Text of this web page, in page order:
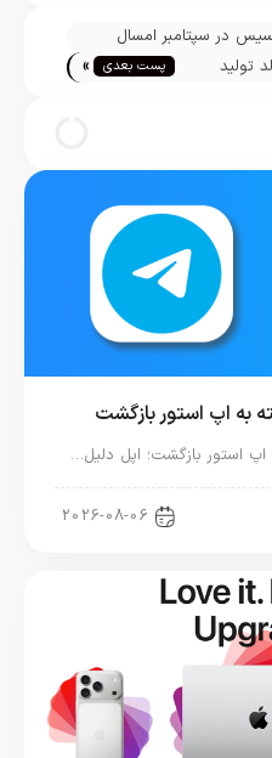
در سپتامبر امسال
عرضه می‌شود
اولد تولید
پست بعدی »
به اپ استور بازگشت
استور بازگشت؛ اپل دلیل…
2026-08-06